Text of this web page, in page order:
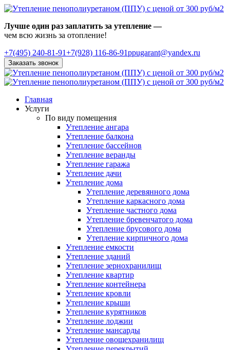
Лучше один раз заплатить за утепление —
чем всю жизнь за отопление!
+7(495) 240-81-91+7(928) 116-86-91ppugarant@yandex.ru
Заказать звонок
Главная
Услуги
По виду помещения
Утепление ангара
Утепление балкона
Утепление бассейнов
Утепление веранды
Утепление гаража
Утепление дачи
Утепление дома
Утепление деревянного дома
Утепление каркасного дома
Утепление частного дома
Утепление бревенчатого дома
Утепление брусового дома
Утепление кирпичного дома
Утепление емкости
Утепление зданий
Утепление зернохранилищ
Утепление квартир
Утепление контейнера
Утепление кровли
Утепление крыши
Утепление курятников
Утепление лоджии
Утепление мансарды
Утепление овощехранилищ